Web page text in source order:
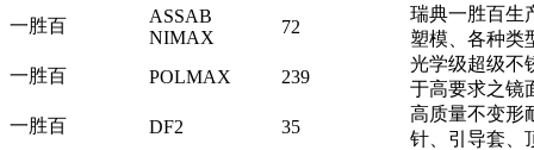
一胜百
ASSAB
NIMAX
72
瑞典一胜百生
塑模、各种类
一胜百
POLMAX 239
光学级超级不
于高要求之镜
一胜百
DF2 35
高质量不变形
针、引导套、